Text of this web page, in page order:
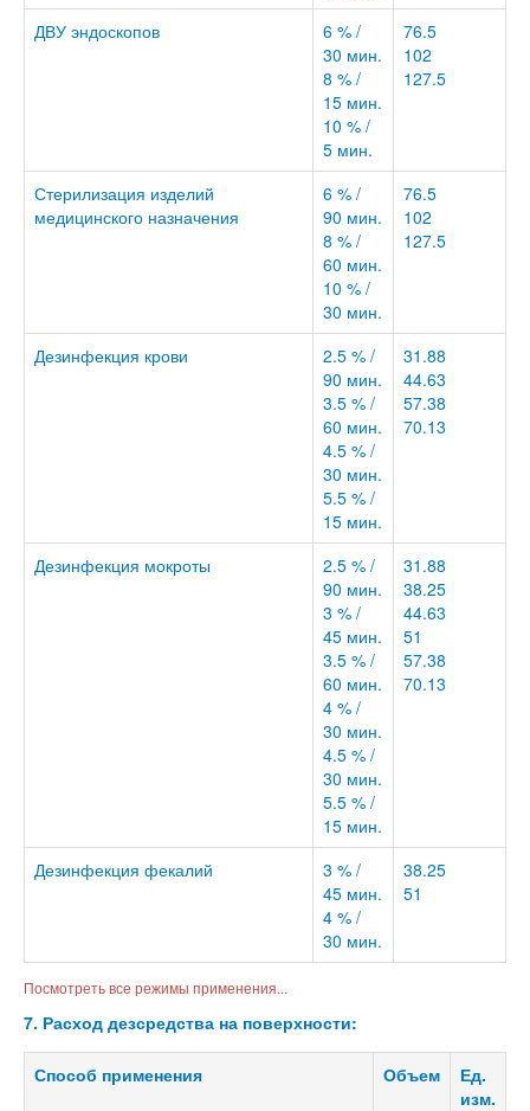
ДВУ эндоскопов
6 % /
30 мин.
8 % /
15 мин.
10 % /
5 мин.
76.5
102
127.5
Стерилизация изделий
медицинского назначения
6 % /
90 мин.
8 % /
60 мин.
10 % /
30 мин.
76.5
102
127.5
Дезинфекция крови
2.5 % /
90 мин.
3.5 % /
60 мин.
4.5 % /
30 мин.
5.5 % /
15 мин.
31.88
44.63
57.38
70.13
Дезинфекция мокроты
2.5 % /
90 мин.
3 % /
45 мин.
3.5 % /
60 мин.
4 % /
30 мин.
4.5 % /
30 мин.
5.5 % /
15 мин.
31.88
38.25
44.63
51
57.38
70.13
Дезинфекция фекалий
3 % /
45 мин.
4 % /
30 мин.
38.25
51
Посмотреть все режимы применения...
7. Расход дезсредства на поверхности:
Способ применения Объем
Ед.
изм.